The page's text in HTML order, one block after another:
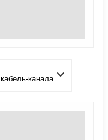
канала